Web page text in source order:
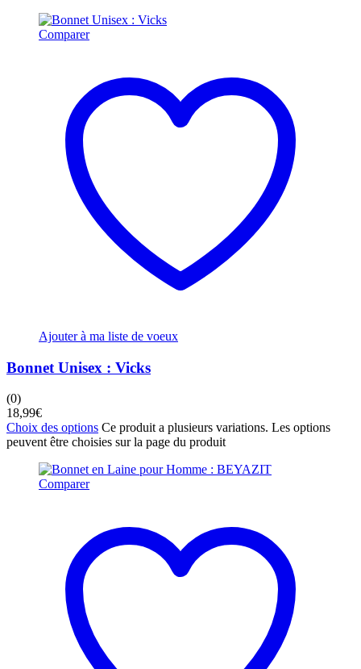
Comparer
Ajouter à ma liste de voeux
Bonnet Unisex : Vicks
(0)
18,99€
Choix des options Ce produit a plusieurs variations. Les options
peuvent être choisies sur la page du produit
Comparer